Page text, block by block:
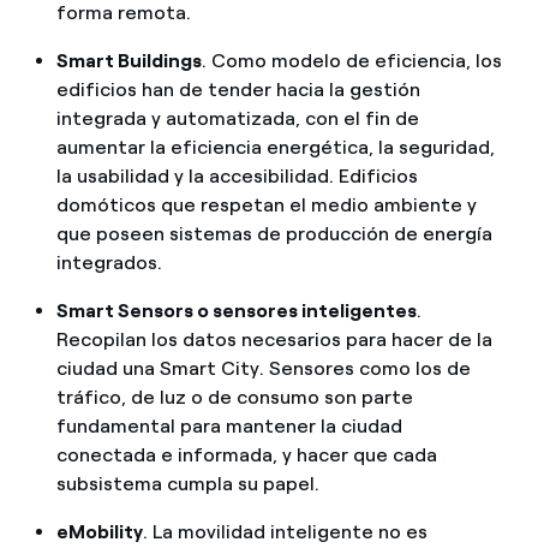
forma remota.
Smart Buildings. Como modelo de eficiencia, los
edificios han de tender hacia la gestión
integrada y automatizada, con el fin de
aumentar la eficiencia energética, la seguridad,
la usabilidad y la accesibilidad. Edificios
domóticos que respetan el medio ambiente y
que poseen sistemas de producción de energía
integrados.
Smart Sensors o sensores inteligentes.
Recopilan los datos necesarios para hacer de la
ciudad una Smart City. Sensores como los de
tráfico, de luz o de consumo son parte
fundamental para mantener la ciudad
conectada e informada, y hacer que cada
subsistema cumpla su papel.
eMobility. La movilidad inteligente no es